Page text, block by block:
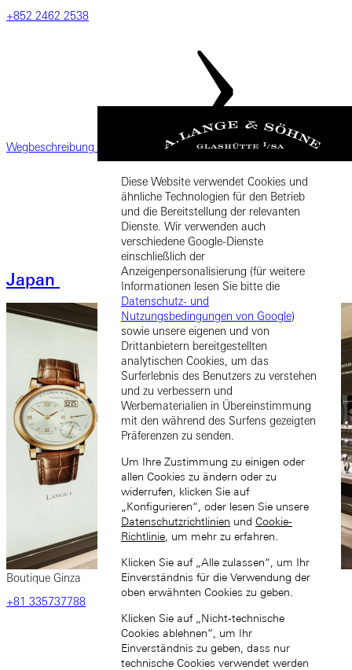
‎+852 2462‎ 2538
Wegbeschreibung
Japan
Boutique Ginza
‎+81‎ 335737788
Diese Website verwendet Cookies und
ähnliche Technologien für den Betrieb
und die Bereitstellung der relevanten
Dienste. Wir verwenden auch
verschiedene Google-Dienste
einschließlich der
Anzeigenpersonalisierung (für weitere
Informationen lesen Sie bitte die
Datenschutz- und
Nutzungsbedingungen von Google)
sowie unsere eigenen und von
Drittanbietern bereitgestellten
analytischen Cookies, um das
Surferlebnis des Benutzers zu verstehen
und zu verbessern und
Werbematerialien in Übereinstimmung
mit den während des Surfens gezeigten
Präferenzen zu senden.
Um Ihre Zustimmung zu einigen oder
allen Cookies zu ändern oder zu
widerrufen, klicken Sie auf
„Konfigurieren“, oder lesen Sie unsere
Datenschutzrichtlinien und Cookie-
Richtlinie , um mehr zu erfahren.
Klicken Sie auf „Alle zulassen“, um Ihr
Einverständnis für die Verwendung der
oben erwähnten Cookies zu geben.
Klicken Sie auf „Nicht-technische
Cookies ablehnen“, um Ihr
Einverständnis zu geben, dass nur
technische Cookies verwendet werden